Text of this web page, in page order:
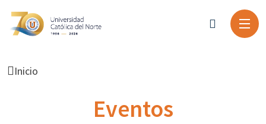
Inicio
Eventos